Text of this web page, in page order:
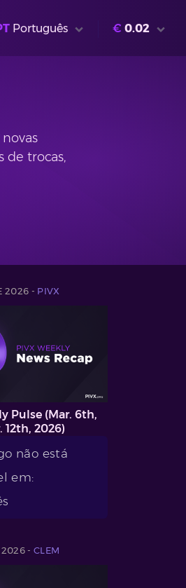
Português € 0.02
de trocas,
2026 - PIVX
Pulse (Mar. 6th,
12th, 2026)
não está
em:
2026 - CLEM